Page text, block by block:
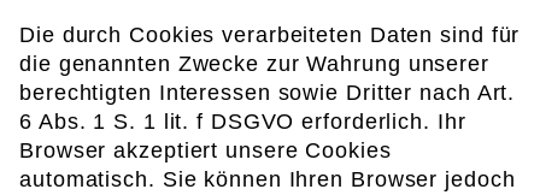
Die durch Cookies verarbeiteten Daten sind für
die genannten Zwecke zur Wahrung unserer
berechtigten Interessen sowie Dritter nach Art.
6 Abs. 1 S. 1 lit. f DSGVO erforderlich. Ihr
Browser akzeptiert unsere Cookies
automatisch. Sie können Ihren Browser jedoch